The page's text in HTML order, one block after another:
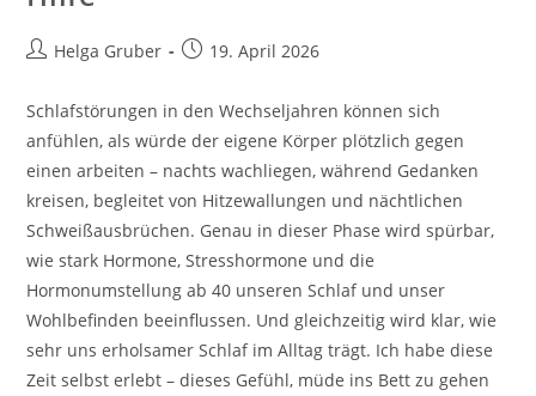
Beitrags-
Helga Gruber
Beitrag19. April 2026
Schlafstörungen in den Wechseljahren können sich
anfühlen, als würde der eigene Körper plötzlich gegen
einen arbeiten – nachts wachliegen, während Gedanken
kreisen, begleitet von Hitzewallungen und nächtlichen
Schweißausbrüchen. Genau in dieser Phase wird spürbar,
wie stark Hormone, Stresshormone und die
Hormonumstellung ab 40 unseren Schlaf und unser
Wohlbefinden beeinflussen. Und gleichzeitig wird klar, wie
sehr uns erholsamer Schlaf im Alltag trägt. Ich habe diese
Zeit selbst erlebt – dieses Gefühl, müde ins Bett zu gehen